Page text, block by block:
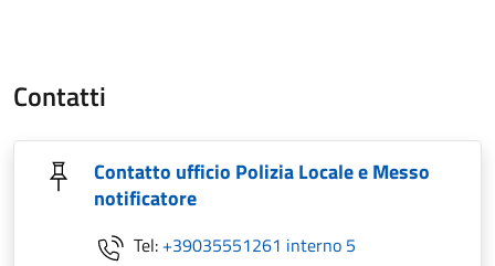
Contatti
Contatto ufficio Polizia Locale e Messo
notificatore
Tel: +39035551261 interno 5